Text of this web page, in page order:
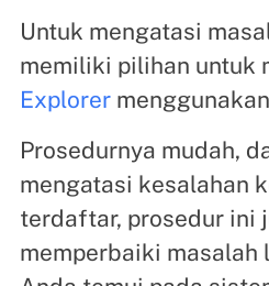
Untuk mengatasi
memiliki pilihan untuk
Explorer
Prosedurnya mudah,
mengatasi kesalahan
terdaftar, prosedur ini
memperbaiki masalah